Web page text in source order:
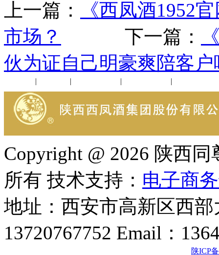
上一篇：
《西凤酒1952
市场？
下一篇：
伙为证自己明豪爽陪客户
| | | |
Copyright @ 2026 陕西
所有 技术支持： 电子商
地址：西安市高新区西
13720767752 Email：
陕ICP